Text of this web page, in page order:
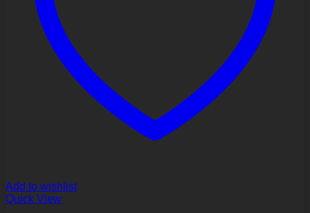
Add to wishlist
Quick View